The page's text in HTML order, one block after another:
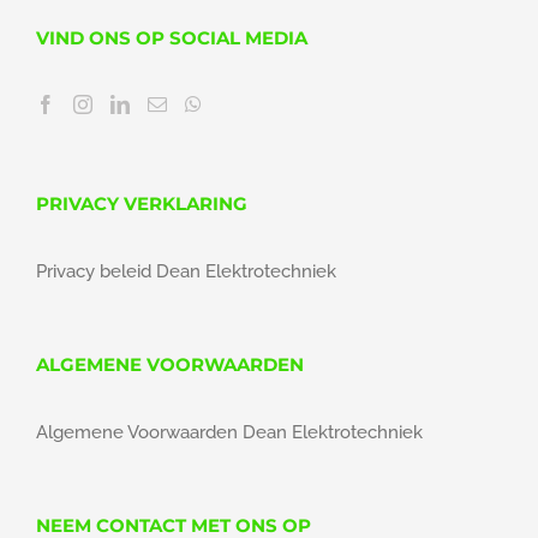
VIND ONS OP SOCIAL MEDIA
PRIVACY VERKLARING
Privacy beleid Dean Elektrotechniek
ALGEMENE VOORWAARDEN
Algemene Voorwaarden Dean Elektrotechniek
NEEM CONTACT MET ONS OP